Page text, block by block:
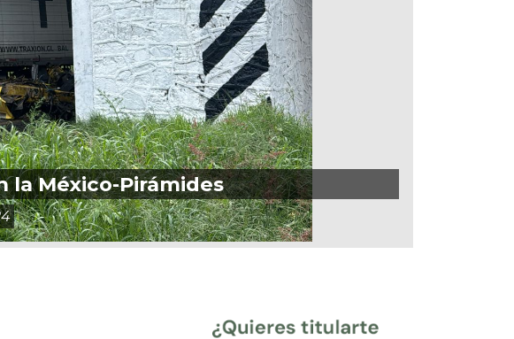
la México-Pirámides